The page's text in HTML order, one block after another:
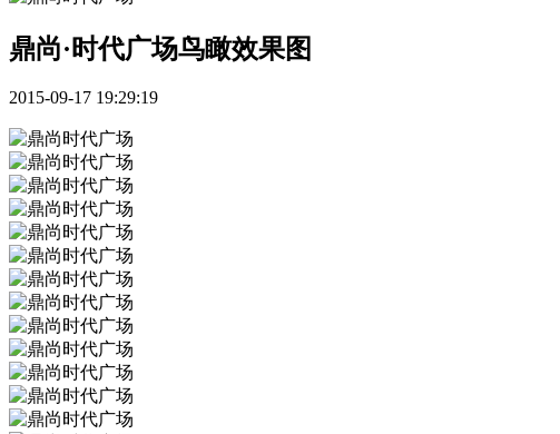
鼎尚·时代广场鸟瞰效果图
2015-09-17 19:29:19